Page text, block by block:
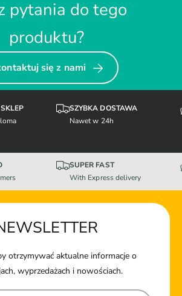
pytania do tego
produktu?
się z nami
SZYBKA DOSTAWA
Nawet w 24h
SUPER FAST
With Express delivery
otrzymywać aktualne informacje o
wyprzedażach i nowościach.